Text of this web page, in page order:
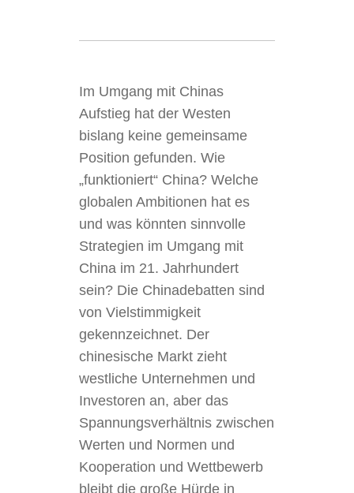
Im Umgang mit Chinas
Aufstieg hat der Westen
bislang keine gemeinsame
Position gefunden. Wie
„funktioniert“ China? Welche
globalen Ambitionen hat es
und was könnten sinnvolle
Strategien im Umgang mit
China im 21. Jahrhundert
sein? Die Chinadebatten sind
von Vielstimmigkeit
gekennzeichnet. Der
chinesische Markt zieht
westliche Unternehmen und
Investoren an, aber das
Spannungsverhältnis zwischen
Werten und Normen und
Kooperation und Wettbewerb
bleibt die große Hürde in